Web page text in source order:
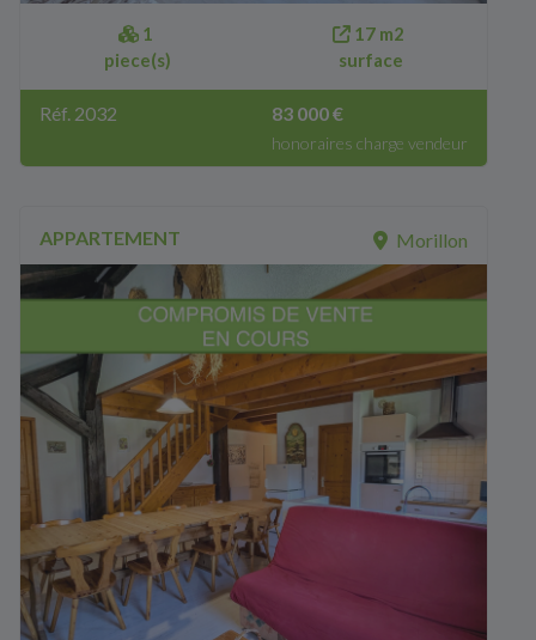
1
piece(s)
17 m2
surface
Réf. 2032 83 000 €
honoraires charge vendeur
APPARTEMENT Morillon